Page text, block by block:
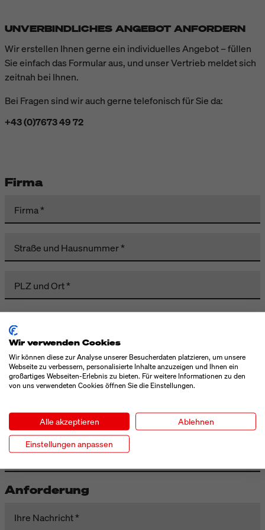
UNVERBINDLICHES ANGEBOT ANFORDERN
Wir erstellen Ihnen gerne ein individuelles Angebot – füllen
Sie einfach das Formular aus, und unser Vertrieb meldet sich
zeitnah bei Ihnen.
Bei Fragen sind wir auch gerne telefonisch für Sie da:
+43 (0)7673 49 72
Firma
Firma
Straße und Hausnummer
PLZ und Ort
Kontaktdaten
Vorname
Nachname
Telefon
Anforderung
Ihre Nachricht
Wir verwenden Cookies
Wir können diese zur Analyse unserer Besucherdaten platzieren, um unsere
Webseite zu verbessern, personalisierte Inhalte anzuzeigen und Ihnen ein
großartiges Webseiten-Erlebnis zu bieten. Für weitere Informationen zu den
von uns verwendeten Cookies öffnen Sie die Einstellungen.
Alle akzeptieren Ablehnen
Einstellungen anpassen